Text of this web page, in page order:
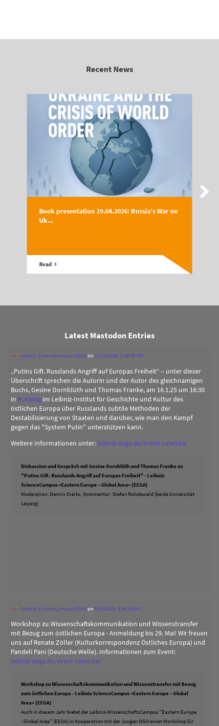
Recent News
Book presentation 29.04.2026: Russia’s War on
Uk...
Read
Latest Mastodon Entries
Leibniz ScienceCampus EEGAon 12/12/2024, 2:00:56 PM
„Putins Gift. Russlands Angriff auf Europas Freiheit“ – unter dieser
Überschrift sprechen die Autorin und der Autor des gleichnamigen
Buchs, Gesine Dornblüth und Thomas Franke, am 16.1.25 um 16:30
in #Leipzig im Leibniz-Institut für Geschichte und Kultur des
östlichen Europa über Russlands subtile Methoden der
Destabilisierung von Staaten und darüber, wie man den Kampf
gegen das "System Putin" unterstützen kann.
Weitere Informationen unter: leibniz-eega.de/event-calendar
Diskussion und Gespräch mit Gesine Dornblüth und Thomas Franke zu
"Putins Gift. Russlands Angriff auf Europas Freiheit" - Leibniz
ScienceCampus »Eastern Europe – Global Area« (EEGA)
Moderation: Dennis Dierks, Kommentar: Stefan Rohdewald (beide Universität
Leipzig)
Leibniz ScienceCampus EEGAon5/14/2024, 5:46:48 AM
Workshop zu Wissenschaftskommunikation und Wissenstransfer
mit Bezug zum östlichen Europa - Anmeldung bis 29. Mai! Wir freuen
uns auf Renate Zöller (Kulturkorrespondenz Östliches Europa) und
Pandeli Pani (Deutsche Welle). Informationen zum Event:
leibniz-eega.de/event-calendar
Workshop zu Wissenschaftskommunikation und Wissenstransfer mit Bezug
zum östlichen Europa - Leibniz ScienceCampus »Eastern Europe – Global
Area« (EEGA)
Auch in diesem Jahr bietet der Leibniz-WissenschaftsCampus "Eastern Europe
- Global Area" (EEGA) in Kooperation mit der Jungen DGO einen Workshop für